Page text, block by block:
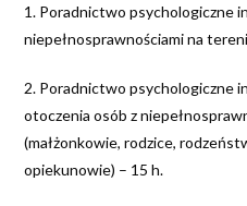
1. Poradnictwo psychologiczne
niepełnosprawnościami na
2. Poradnictwo psychologiczne
otoczenia osób z
(małżonkowie, rodzice,
opiekunowie) – 15 h.